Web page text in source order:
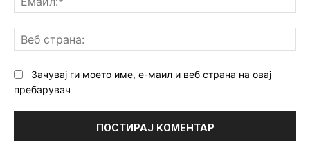
Зачувај ги моето име, е-маил и веб страна на овај
пребарувач